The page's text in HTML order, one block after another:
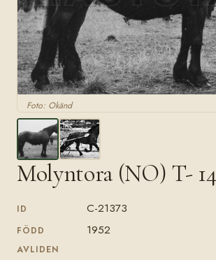
Foto: Okänd
Molyntora (NO) T-
ID C-21373
FÖDD 1952
AVLIDEN